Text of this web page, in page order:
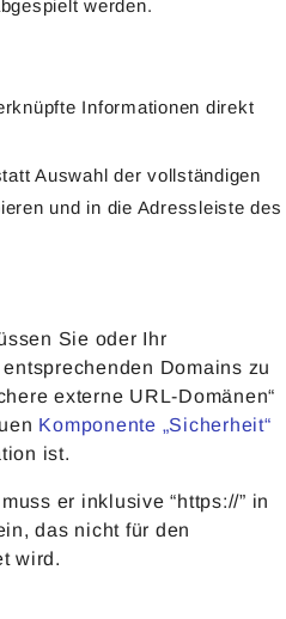
werden.
Informationen direkt
Auswahl der vollständigen
und in die Adressleiste des
Sie oder Ihr
Domains zu
externe URL-Domänen“
Komponente „Sicherheit“
ist.
er inklusive “https://” in
das nicht für den
wird.